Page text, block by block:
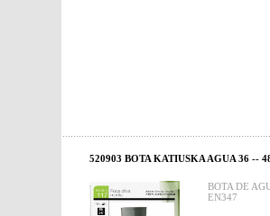
520903 BOTA KATIUSKA AGUA 36 --
BOTA DE
EN347